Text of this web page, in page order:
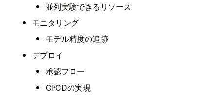
並列実験できるリソース
モニタリング
モデル精度の追跡
デプロイ
承認フロー
CI/CDの実現